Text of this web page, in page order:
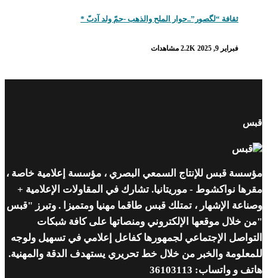
ثقافة “لگصور”..حوار الملح والذهب -حمّ ولد آدبّ *
فبراير 9, 2025 2.2K مشاهدات
قبس
مؤسسة قبس للإنتاج السمعي البصري ، مؤسسة إعلامية خاصة ،
مقرها نواكشوط - موريتانيا. تشارك في المقاولات الإعلامية +
وصناعة الإشهار ، تمتلك قبس طاقما مهنيا ومتميزا . وتبرز "قبس
"من خلال موقعها الإلكتروني ومنصاتها على كافة شبكات
التواصل الإجتماعي لجمهورها كفاعل إعلامي في تسهيل ولوجه
للمعلومة والخبر من خلال خط تحريري يستهدف الدقة والمهنية.
هاتف و واتساب: 36103113